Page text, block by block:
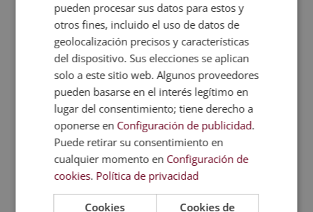
Evaluación
La evaluación del curso está enfocada en 2
grandes bloques:
– AUTO-EVALUACIÓN PARCIAL POR TEMAS:
El curso dispone, al finalizar cada tema, de
un examen de autoevaluación, donde el
alumno auto-evaluará su aprendizaje.
– EVALUACIÓN FINAL A DISTANCIA: si eliges
la modalidad A Distancia, tendrás un
pueden procesar sus datos para estos y
otros fines, incluido el uso de datos de
geolocalización precisos y características
del dispositivo. Sus elecciones se aplican
solo a este sitio web. Algunos proveedores
pueden basarse en el interés legítimo en
lugar del consentimiento; tiene derecho a
oponerse en Configuración de publicidad.
Puede retirar su consentimiento en
cualquier momento en Configuración de
cookies. Política de privacidad
Cookies
Cookies de